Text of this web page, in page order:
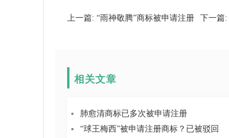
上一篇: “雨神敬腾”商标被申请注册 下一篇:
相关文章
肺愈清商标已多次被申请注册
“球王梅西”被申请注册商标？已被驳回